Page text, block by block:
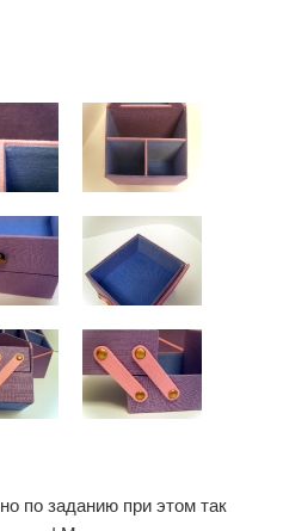
по заданию при этом так